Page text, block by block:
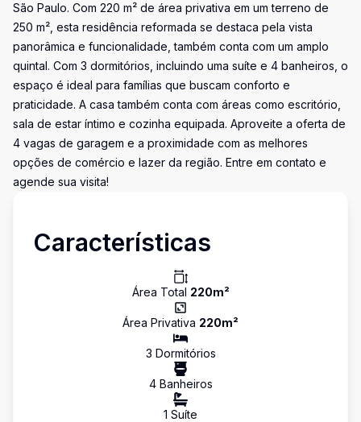
São Paulo. Com 220 m² de área privativa em um terreno de
250 m², esta residência reformada se destaca pela vista
panorâmica e funcionalidade, também conta com um amplo
quintal. Com 3 dormitórios, incluindo uma suíte e 4 banheiros, o
espaço é ideal para famílias que buscam conforto e
praticidade. A casa também conta com áreas como escritório,
sala de estar íntimo e cozinha equipada. Aproveite a oferta de
4 vagas de garagem e a proximidade com as melhores
opções de comércio e lazer da região. Entre em contato e
agende sua visita!
Características
Área Total 220m²
Área Privativa 220m²
3 Dormitórios
4Banheiros
1 Suíte